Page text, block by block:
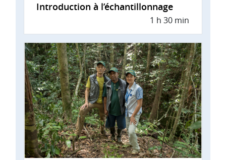
Introduction à l’échantillonnage
1 h 30 min